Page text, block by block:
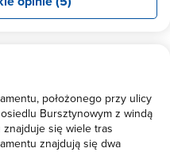
ZNAKOMITA,
DALEJ PLAŻA
CHĘTNIE TU
położonego przy ulicy
Bursztynowym z windą
się wiele tras
znajdują się dwa